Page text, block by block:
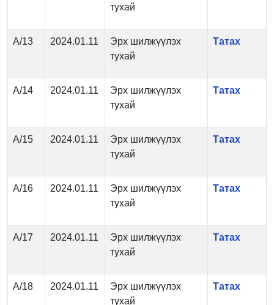
тухай
А/13 2024.01.11
Эрх шилжүүлэх
тухай
Татах
А/14 2024.01.11
Эрх шилжүүлэх
тухай
Татах
А/15 2024.01.11
Эрх шилжүүлэх
тухай
Татах
А/16 2024.01.11
Эрх шилжүүлэх
тухай
Татах
А/17 2024.01.11
Эрх шилжүүлэх
тухай
Татах
А/18 2024.01.11
Эрх шилжүүлэх
тухай
Татах